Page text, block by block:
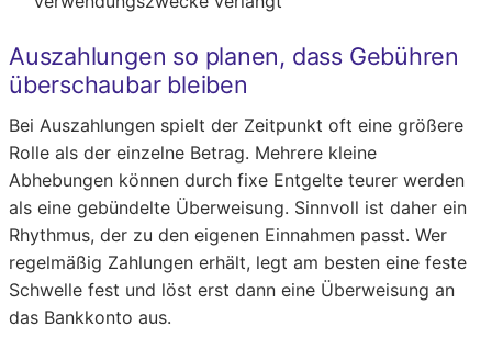
Auszahlungen so planen, dass Gebühren
überschaubar bleiben
Bei Auszahlungen spielt der Zeitpunkt oft eine größere
Rolle als der einzelne Betrag. Mehrere kleine
Abhebungen können durch fixe Entgelte teurer werden
als eine gebündelte Überweisung. Sinnvoll ist daher ein
Rhythmus, der zu den eigenen Einnahmen passt. Wer
regelmäßig Zahlungen erhält, legt am besten eine feste
Schwelle fest und löst erst dann eine Überweisung an
das Bankkonto aus.